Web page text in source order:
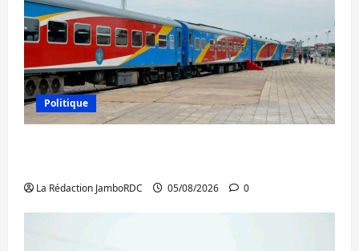
Politique
La Rédaction JamboRDC 05/08/2026 0